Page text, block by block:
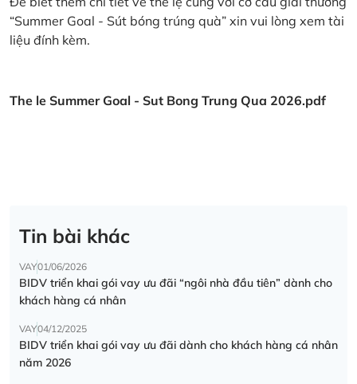
“Summer Goal - Sút bóng trúng quà” xin vui lòng xem tài
liệu đính kèm.
The le Summer Goal - Sut Bong Trung Qua 2026.pdf
Tin bài khác
VAY01/06/2026
BIDV triển khai gói vay ưu đãi “ngôi nhà đầu tiên” dành cho
khách hàng cá nhân
VAY04/12/2025
BIDV triển khai gói vay ưu đãi dành cho khách hàng cá nhân
năm 2026